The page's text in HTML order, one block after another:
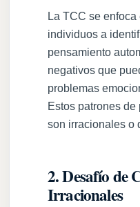
La TCC se
individuos a
pensamiento
negativos que
problemas
Estos patrones
son irracionales o
2. Desafío de
Irracionales